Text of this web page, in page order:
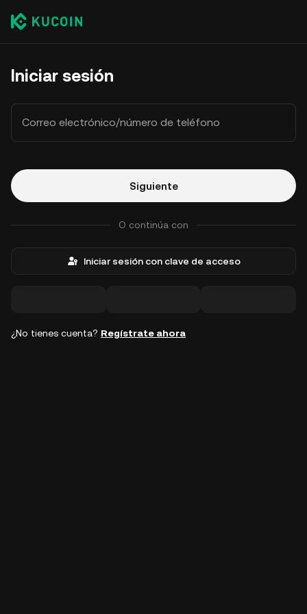
Iniciar sesión
Correo electrónico/número de teléfono
Siguiente
O continúa con
Iniciar sesión con clave de acceso
¿No tienes cuenta? Regístrate ahora